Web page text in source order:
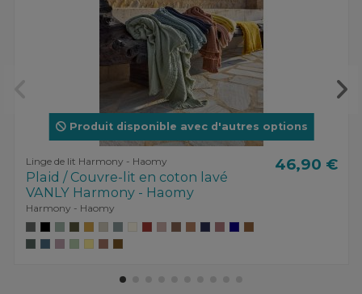
Produit disponible avec d'autres options
Linge de lit Harmony - Haomy
Plaid / Couvre-lit en coton lavé
VANLY Harmony - Haomy
Harmony - Haomy
46,90 €